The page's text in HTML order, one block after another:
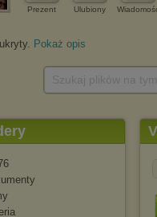
Prezent Ulubiony
Pokaż opis